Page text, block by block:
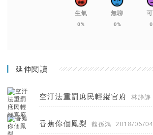
生氣
0%
無聊
0%
延伸閱讀
空汙法重罰庶民輕縱官府 林諍諍
香蕉你個鳳梨 魏孫鴻 2018/06/04